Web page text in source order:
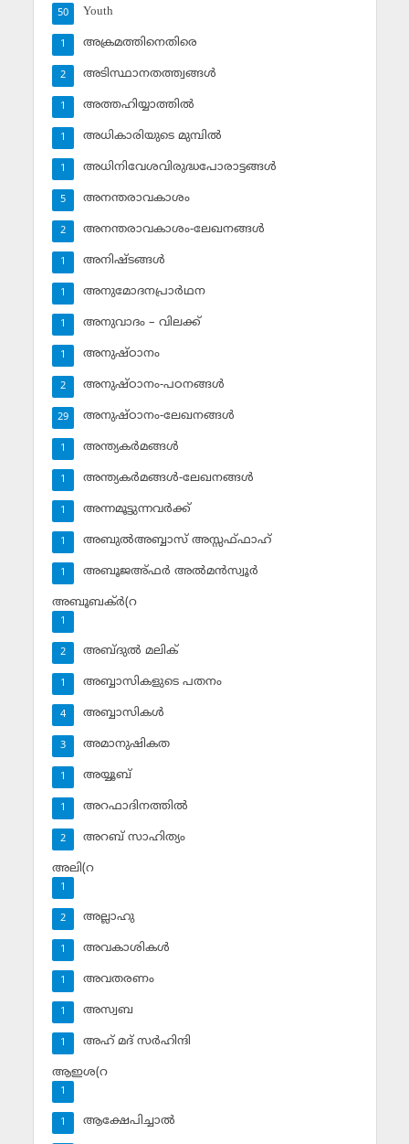
Youth
50
അക്രമത്തിനെതിരെ
1
അടിസ്ഥാനതത്ത്വങ്ങള്‍
2
അത്തഹിയ്യാത്തില്‍
1
അധികാരിയുടെ മുമ്പില്‍
1
അധിനിവേശവിരുദ്ധപോരാട്ടങ്ങള്‍
1
അനന്തരാവകാശം
5
അനന്തരാവകാശം-ലേഖനങ്ങള്‍
2
അനിഷ്ടങ്ങള്‍
1
അനുമോദനപ്രാര്‍ഥന
1
അനുവാദം – വിലക്ക്‌
1
അനുഷ്ഠാനം
1
അനുഷ്ഠാനം-പഠനങ്ങള്‍
2
അനുഷ്ഠാനം-ലേഖനങ്ങള്‍
29
അന്ത്യകര്‍മങ്ങള്‍
1
അന്ത്യകര്‍മങ്ങള്‍-ലേഖനങ്ങള്‍
1
അന്നമൂട്ടുന്നവര്‍ക്ക്
1
അബുല്‍അബ്ബാസ് അസ്സഫ്ഫാഹ്‌
1
അബൂജഅ്ഫര്‍ അല്‍മന്‍സ്വൂര്‍
1
അബൂബക്ര്‍(റ
1
അബ്ദുല്‍ മലിക്‌
2
അബ്ബാസികളുടെ പതനം
1
അബ്ബാസികള്‍
4
അമാനുഷികത
3
അയ്യൂബ്‌
1
അറഫാദിനത്തില്‍
1
അറബ് സാഹിത്യം
2
അലി(റ
1
അല്ലാഹു
2
അവകാശികള്‍
1
അവതരണം
1
അസ്വബ
1
അഹ് മദ് സര്‍ഹിന്ദി
1
ആഇശ(റ
1
ആക്ഷേപിച്ചാല്‍
1